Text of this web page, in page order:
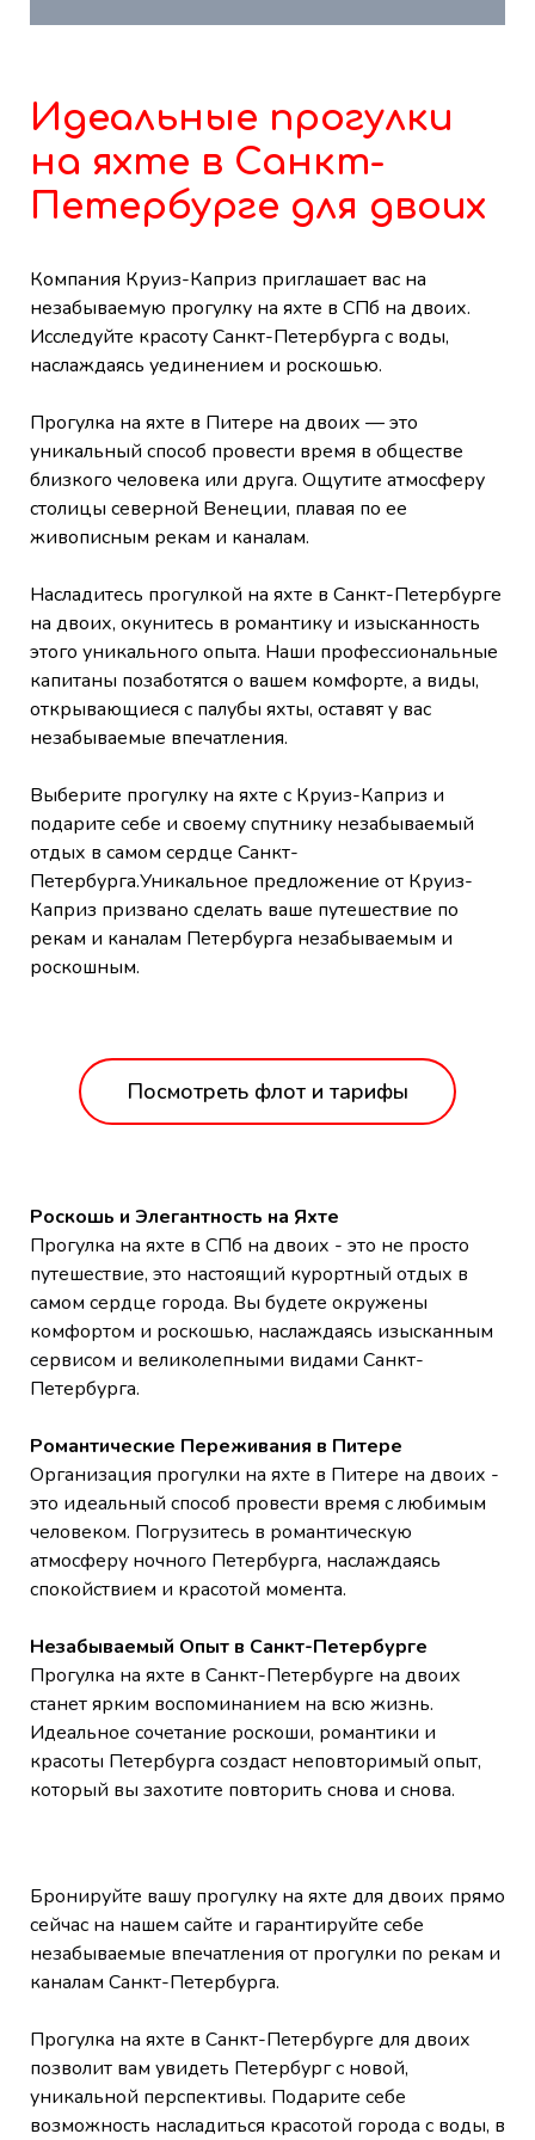
Идеальные прогулки
на яхте в Санкт-
Петербурге для двоих
Компания Круиз-Каприз приглашает вас на
незабываемую прогулку на яхте в СПб на двоих.
Исследуйте красоту Санкт-Петербурга с воды,
наслаждаясь уединением и роскошью.
Прогулка на яхте в Питере на двоих — это
уникальный способ провести время в обществе
близкого человека или друга. Ощутите атмосферу
столицы северной Венеции, плавая по ее
живописным рекам и каналам.
Насладитесь прогулкой на яхте в Санкт-Петербурге
на двоих, окунитесь в романтику и изысканность
этого уникального опыта. Наши профессиональные
капитаны позаботятся о вашем комфорте, а виды,
открывающиеся с палубы яхты, оставят у вас
незабываемые впечатления.
Выберите прогулку на яхте с Круиз-Каприз и
подарите себе и своему спутнику незабываемый
отдых в самом сердце Санкт-
Петербурга.Уникальное предложение от Круиз-
Каприз призвано сделать ваше путешествие по
рекам и каналам Петербурга незабываемым и
роскошным.
Посмотреть флот и тарифы
Роскошь и Элегантность на Яхте
Прогулка на яхте в СПб на двоих - это не просто
путешествие, это настоящий курортный отдых в
самом сердце города. Вы будете окружены
комфортом и роскошью, наслаждаясь изысканным
сервисом и великолепными видами Санкт-
Петербурга.
Романтические Переживания в Питере
Организация прогулки на яхте в Питере на двоих -
это идеальный способ провести время с любимым
человеком. Погрузитесь в романтическую
атмосферу ночного Петербурга, наслаждаясь
спокойствием и красотой момента.
Незабываемый Опыт в Санкт-Петербурге
Прогулка на яхте в Санкт-Петербурге на двоих
станет ярким воспоминанием на всю жизнь.
Идеальное сочетание роскоши, романтики и
красоты Петербурга создаст неповторимый опыт,
который вы захотите повторить снова и снова.
Бронируйте вашу прогулку на яхте для двоих прямо
сейчас на нашем сайте и гарантируйте себе
незабываемые впечатления от прогулки по рекам и
каналам Санкт-Петербурга.
Прогулка на яхте в Санкт-Петербурге для двоих
позволит вам увидеть Петербург с новой,
уникальной перспективы. Подарите себе
возможность насладиться красотой города с воды, в